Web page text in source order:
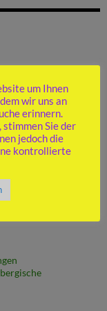
um Ihnen
wir uns an
erinnern.
Sie der
jedoch die
kontrollierte